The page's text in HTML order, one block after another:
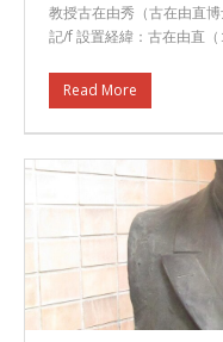
教授古在由秀（古在由直
記/f 設置経緯：古在由直
Read More